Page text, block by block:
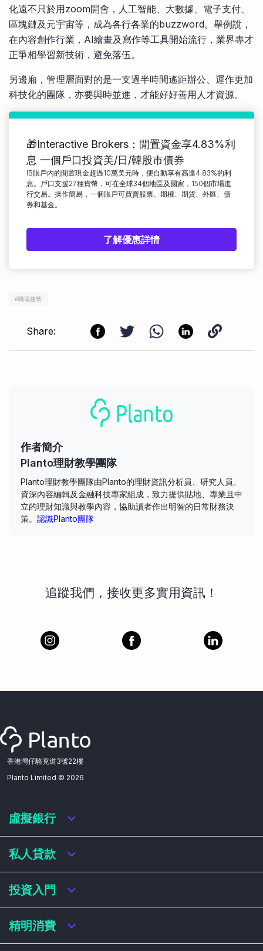
化遠不只於用zoom開會，人工智能、大數據、電子支付、
區塊鏈及元宇宙等，成為各行各業的buzzword。舉例說，
在內容創作行業，AI繪畫及寫作等工具開始流行，業界專才
正爭相學習新技術，避免落伍。
另邊廂，管理層面對的是一支過半時間遙距辦公、運作更加
科技化的團隊，亦要與時並進，才能好好善用人才資源。
🎁Interactive Brokers：閒置資金享4.83%利
息 一個戶口投資美/日/韓股市債券
IB賬戶內的閒置現金超過10萬美元時，便自動享有高達4.83%的利
息。戶口支援27種貨幣，可在全球34個地區及國家，150個市場進
行交易。操作簡易，一個賬戶可買賣股票、期權、期貨、外匯、債
券和基金。
了解優惠詳情
#職場趨勢
Share:
作者簡介
Planto理財教學團隊
Planto理財教學團隊由Planto的理財資訊分析員、研究人員、
資深內容編輯及金融科技專家組成，致力提供貼地、專業且中
立的理財知識與教學內容，協助讀者作出明智的日常財務決
策。 認識Planto團隊
追蹤我們，接收更多實用資訊！
香港灣仔駱克道3號22樓
Planto Limited © 2026
虛擬銀行
虛擬銀行迎新優惠
虛擬銀行存款利率比較
虛擬銀行銀扣賬卡 / 信用卡
虛擬銀行貸款
私人貸款
私人貸款年利率比較
網上即批貸款
結餘轉戶
稅務貸款
投資入門
港股戶口收費及迎新優惠
精明消費